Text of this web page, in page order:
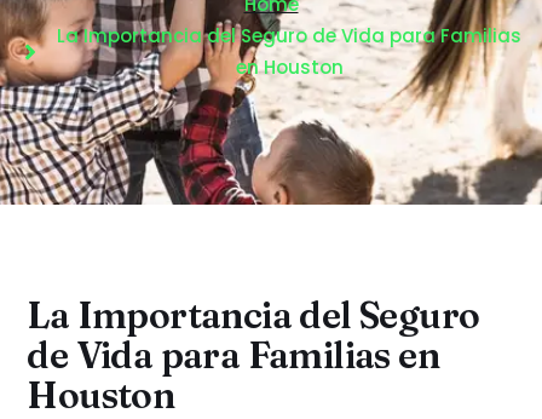
La Importancia del Seguro de Vida para Familias
en Houston
La Importancia del Seguro
de Vida para Familias en
Houston